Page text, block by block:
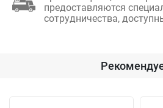
предоставляются
сотрудничества,